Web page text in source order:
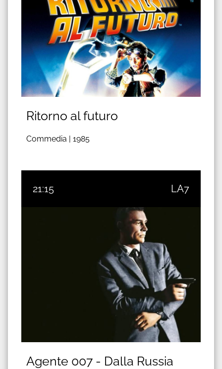
Ritorno al futuro
Commedia | 1985
21:15 LA7
Agente 007 - Dalla Russia